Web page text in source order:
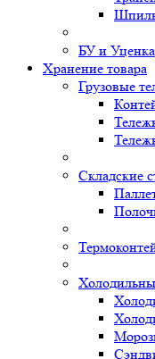
БУ и Уценка
Хранение товара
Грузовые
Складские